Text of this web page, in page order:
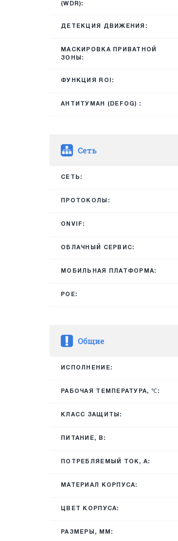
(WDR):
ДЕТЕКЦИЯ ДВИЖЕНИЯ:
МАСКИРОВКА ПРИВАТНОЙ
ЗОНЫ:
ФУНКЦИЯ ROI:
АНТИТУМАН (DEFOG) :
Сеть
СЕТЬ:
ПРОТОКОЛЫ:
ONVIF:
ОБЛАЧНЫЙ СЕРВИС:
МОБИЛЬНАЯ ПЛАТФОРМА:
POE:
Общие
ИСПОЛНЕНИЕ:
РАБОЧАЯ ТЕМПЕРАТУРА, ℃:
КЛАСС ЗАЩИТЫ:
ПИТАНИЕ, В:
ПОТРЕБЛЯЕМЫЙ ТОК, А:
МАТЕРИАЛ КОРПУСА:
ЦВЕТ КОРПУСА:
РАЗМЕРЫ, ММ: